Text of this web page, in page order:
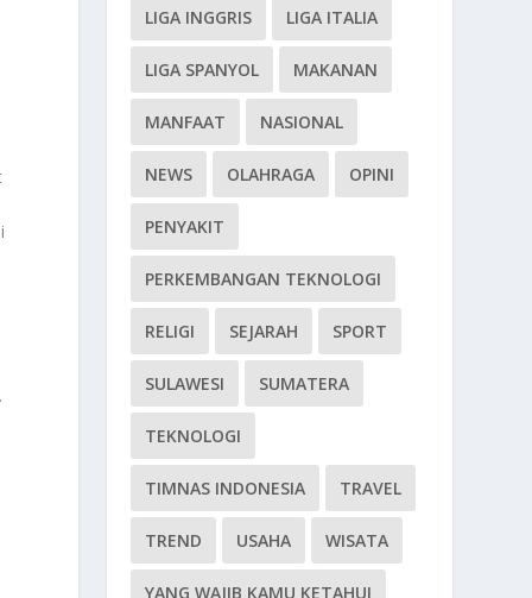
LIGA INGGRIS LIGA ITALIA
LIGA SPANYOL MAKANAN
MANFAAT NASIONAL
NEWS OLAHRAGA OPINI
PENYAKIT
PERKEMBANGAN TEKNOLOGI
RELIGI SEJARAH SPORT
SULAWESI SUMATERA
TEKNOLOGI
TIMNAS INDONESIA TRAVEL
TREND USAHA WISATA
YANG WAJIB KAMU KETAHUI